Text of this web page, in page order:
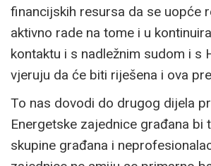
financijskih resursa da se uopće
aktivno rade na tome i u
kontaktu i s nadležnim sudom i s
vjeruju da će biti riješena i ova
To nas dovodi do drugog dijela
Energetske zajednice građana bi
skupine građana i